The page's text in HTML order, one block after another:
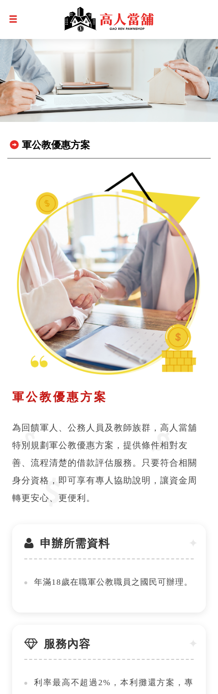
軍公教優惠方案
軍公教優惠方案
為回饋軍人、公務人員及教師族群，高人當舖
特別規劃軍公教優惠方案，提供條件相對友
善、流程清楚的借款評估服務。只要符合相關
身分資格，即可享有專人協助說明，讓資金周
轉更安心、更便利。
申辦所需資料
年滿18歲在職軍公教職員之國民可辦理。
服務內容
利率最高不超過2%，本利攤還方案，專